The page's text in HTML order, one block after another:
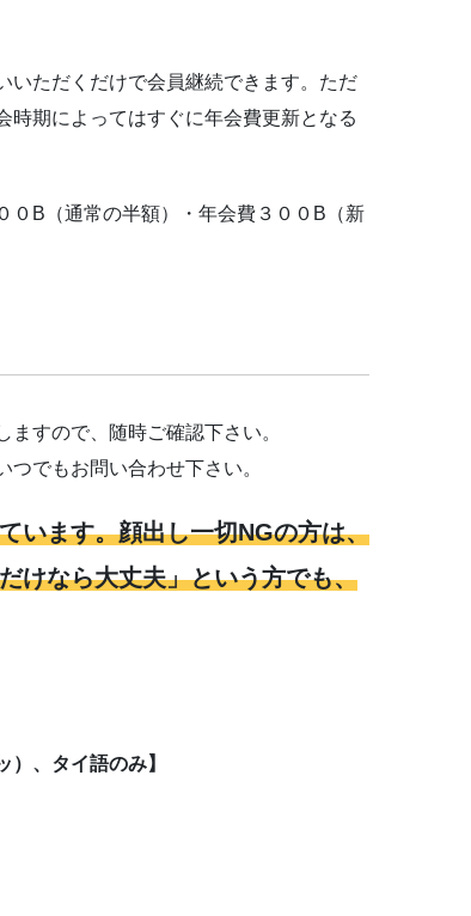
いただくだけで会員継続できます。ただ
時期によってはすぐに年会費更新となる
０B（通常の半額）・年会費３００B（新
すので、随時ご確認下さい。
でもお問い合わせ下さい。
います。顔出し一切NGの方は、
けなら大丈夫」という方でも、
、タイ語のみ】